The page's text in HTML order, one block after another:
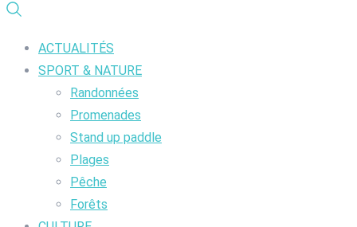
ACTUALITÉS
SPORT & NATURE
Randonnées
Promenades
Stand up paddle
Plages
Pêche
Forêts